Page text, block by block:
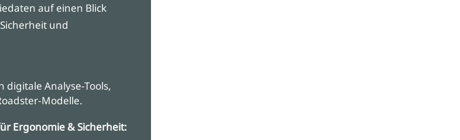
auf einen Blick
und
Analyse-Tools,
Modelle.
Ergonomie & Sicherheit: